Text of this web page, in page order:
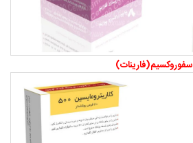
سفوروکسیم(فارینات)